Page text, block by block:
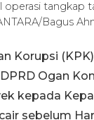
tangkap
Bagus
Korupsi
Ogan
kepada
sebelum